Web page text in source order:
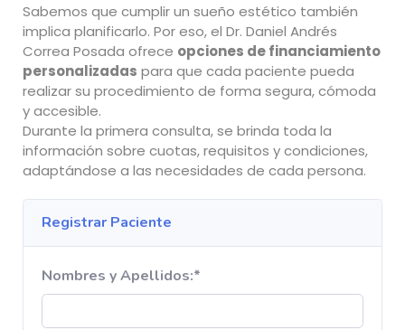
Sabemos que cumplir un sueño estético también
implica planificarlo. Por eso, el Dr. Daniel Andrés
Correa Posada ofrece opciones de financiamiento
personalizadas para que cada paciente pueda
realizar su procedimiento de forma segura, cómoda
y accesible.
Durante la primera consulta, se brinda toda la
información sobre cuotas, requisitos y condiciones,
adaptándose a las necesidades de cada persona.